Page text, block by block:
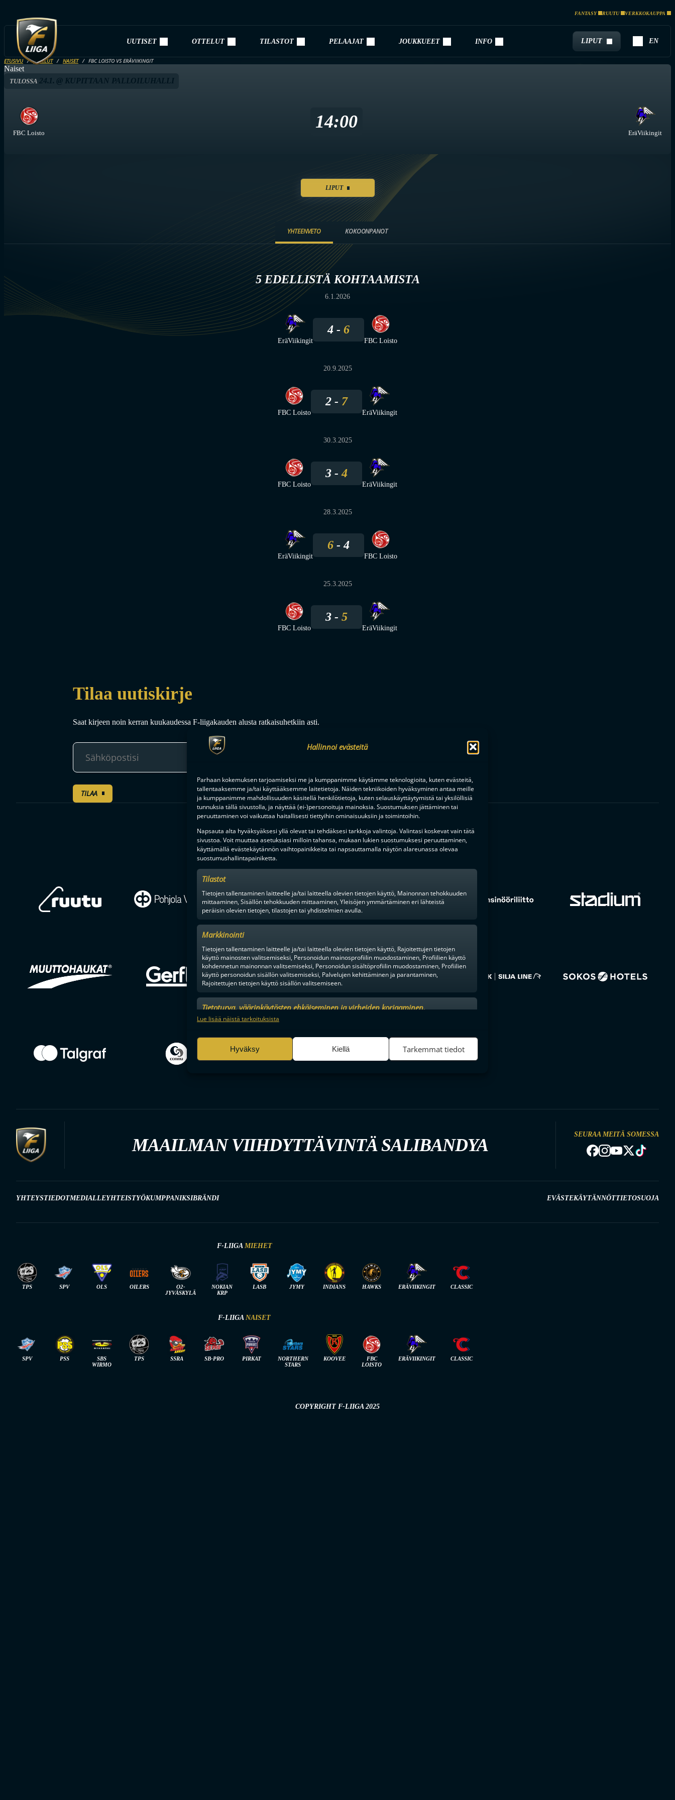
Hallinnoi evästeitä
Parhaan kokemuksen tarjoamiseksi me ja kumppanimme käytämme teknologioita, kuten evästeitä,
tallentaaksemme ja/tai käyttääksemme laitetietoja. Näiden tekniikoiden hyväksyminen antaa meille
ja kumppanimme mahdollisuuden käsitellä henkilötietoja, kuten selauskäyttäytymistä tai yksilöllisiä
tunnuksia tällä sivustolla, ja näyttää (ei-)personoituja mainoksia. Suostumuksen jättäminen tai
peruuttaminen voi vaikuttaa haitallisesti tiettyihin ominaisuuksiin ja toimintoihin.
Napsauta alta hyväksyäksesi yllä olevat tai tehdäksesi tarkkoja valintoja. Valintasi koskevat vain tätä
sivustoa. Voit muuttaa asetuksiasi milloin tahansa, mukaan lukien suostumuksesi peruuttaminen,
käyttämällä evästekäytännön vaihtopainikkeita tai napsauttamalla näytön alareunassa olevaa
suostumushallintapainiketta.
Tilastot
Tietojen tallentaminen laitteelle ja/tai laitteella olevien tietojen käyttö, Mainonnan tehokkuuden
mittaaminen, Sisällön tehokkuuden mittaaminen, Yleisöjen ymmärtäminen eri lähteistä
peräisin olevien tietojen, tilastojen tai yhdistelmien avulla.
Markkinointi
Tietojen tallentaminen laitteelle ja/tai laitteella olevien tietojen käyttö, Rajoitettujen tietojen
käyttö mainosten valitsemiseksi, Personoidun mainosprofiilin muodostaminen, Profiilien käyttö
kohdennetun mainonnan valitsemiseksi, Personoidun sisältöprofiilin muodostaminen, Profiilien
käyttö personoidun sisällön valitsemiseksi, Palvelujen kehittäminen ja parantaminen,
Rajoitettujen tietojen käyttö sisällön valitsemiseen.
Tietoturva, väärinkäytösten ehkäiseminen ja virheiden korjaaminen,
Mainonnan ja sisällön tekninen jakelu, Tallenna ja ilmaise
Lue lisää näistä tarkoituksista
Hyväksy Kiellä Tarkemmat tiedot
FANTASY RUUTU VERKKOKAUPPA
UUTISET OTTELUT TILASTOT PELAAJAT JOUKKUEET INFO LIPUT EN
ETUSIVU OTTELUT NAISET FBC LOISTO VS ERÄVIIKINGIT
Naiset
TULOSSA 24.1. @ KUPITTAAN PALLOILUHALLI
FBC Loisto
14:00
EräViikingit
LIPUT
YHTEENVETO KOKOONPANOT
5 EDELLISTÄ KOHTAAMISTA
6.1.2026
EräViikingit
4 6
FBC Loisto
20.9.2025
FBC Loisto
2 7
EräViikingit
30.3.2025
FBC Loisto
3 4
EräViikingit
28.3.2025
EräViikingit
6 4
FBC Loisto
25.3.2025
FBC Loisto
3 5
EräViikingit
Tilaa uutiskirje
Saat kirjeen noin kerran kuukaudessa F-liigakauden alusta ratkaisuhetkiin asti.
TILAA
F-LIIGANKUMPPANIT
MAAILMAN VIIHDYTTÄVINTÄ SALIBANDYA
SEURAA MEITÄ SOMESSA
YHTEYSTIEDOTMEDIALLEYHTEISTYÖKUMPPANIKSIBRÄNDI EVÄSTEKÄYTÄNNÖTTIETOSUOJA
F-LIIGA MIEHET
TPS SPV OLS OILERS
O2-
JYVÄSKYLÄ
NOKIAN
KRP
LASB JYMY INDIANS HAWKS ERÄVIIKINGIT CLASSIC
F-LIIGA NAISET
SPV PSS
SBS
WIRMO
TPS SSRA SB-PRO PIRKAT
NORTHERN
STARS
KOOVEE
FBC
LOISTO
ERÄVIIKINGIT CLASSIC
COPYRIGHT F-LIIGA 2025